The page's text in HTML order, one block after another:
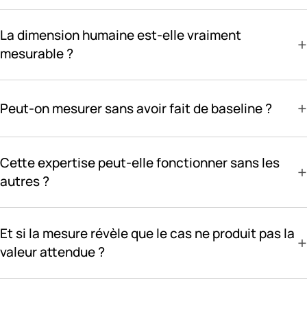
La dimension humaine est-elle vraiment
mesurable ?
+
Peut-on mesurer sans avoir fait de baseline ? +
Cette expertise peut-elle fonctionner sans les
autres ?
+
Et si la mesure révèle que le cas ne produit pas la
valeur attendue ?
+